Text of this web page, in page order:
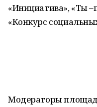
«Инициатива», «Ты
«Конкурс
Модераторы